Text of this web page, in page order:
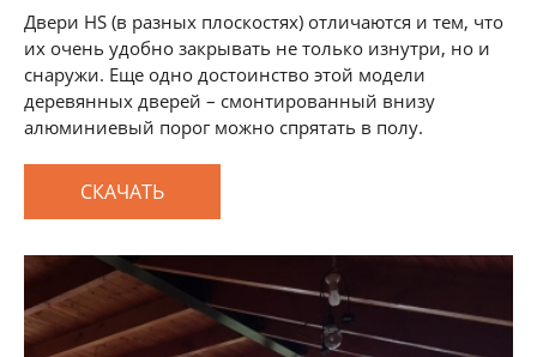
Двери HS (в разных плоскостях) отличаются и тем, что
их очень удобно закрывать не только изнутри, но и
снаружи. Еще одно достоинство этой модели
деревянных дверей – смонтированный внизу
алюминиевый порог можно спрятать в полу.
СКАЧАТЬ